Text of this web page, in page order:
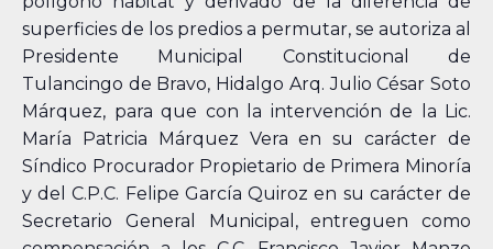
superficies de los predios a permutar, se autoriza al
Presidente Municipal Constitucional de
Tulancingo de Bravo, Hidalgo Arq. Julio César Soto
Márquez, para que con la intervención de la Lic.
María Patricia Márquez Vera en su carácter de
Síndico Procurador Propietario de Primera Minoría
y del C.P.C. Felipe García Quiroz en su carácter de
Secretario General Municipal, entreguen como